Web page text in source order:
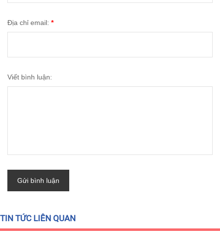
Địa chỉ email: *
Viết bình luận:
Gửi bình luận
TIN TỨC LIÊN QUAN